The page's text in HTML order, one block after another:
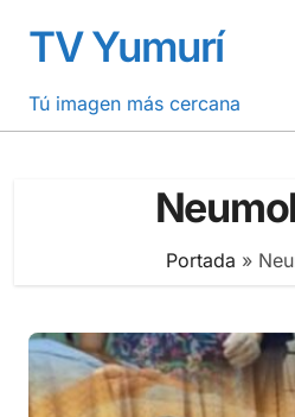
contenido
TV Yumurí
Tú imagen más cercana
Portada »